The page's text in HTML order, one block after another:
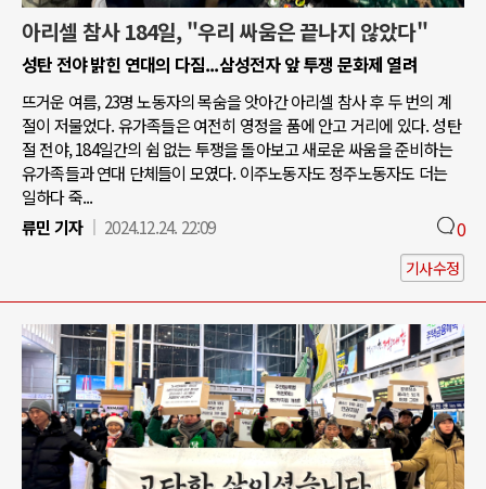
아리셀 참사 184일, "우리 싸움은 끝나지 않았다"
성탄 전야 밝힌 연대의 다짐...삼성전자 앞 투쟁 문화제 열려
뜨거운 여름, 23명 노동자의 목숨을 앗아간 아리셀 참사 후 두 번의 계
절이 저물었다. 유가족들은 여전히 영정을 품에 안고 거리에 있다. 성탄
절 전야, 184일간의 쉼 없는 투쟁을 돌아보고 새로운 싸움을 준비하는
유가족들과 연대 단체들이 모였다. 이주노동자도 정주노동자도 더는
일하다 죽...
류민 기자
2024.12.24. 22:09 0
기사수정